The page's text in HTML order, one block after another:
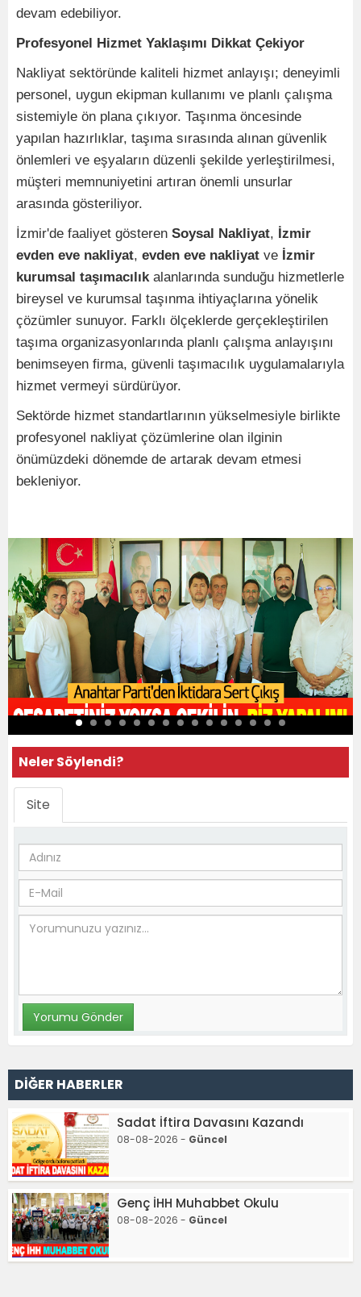
devam edebiliyor.
Profesyonel Hizmet Yaklaşımı Dikkat Çekiyor
Nakliyat sektöründe kaliteli hizmet anlayışı; deneyimli
personel, uygun ekipman kullanımı ve planlı çalışma
sistemiyle ön plana çıkıyor. Taşınma öncesinde
yapılan hazırlıklar, taşıma sırasında alınan güvenlik
önlemleri ve eşyaların düzenli şekilde yerleştirilmesi,
müşteri memnuniyetini artıran önemli unsurlar
arasında gösteriliyor.
İzmir'de faaliyet gösteren Soysal Nakliyat, İzmir
evden eve nakliyat, evden eve nakliyat ve İzmir
kurumsal taşımacılıkalanlarında sunduğu hizmetlerle
bireysel ve kurumsal taşınma ihtiyaçlarına yönelik
çözümler sunuyor. Farklı ölçeklerde gerçekleştirilen
taşıma organizasyonlarında planlı çalışma anlayışını
benimseyen firma, güvenli taşımacılık uygulamalarıyla
hizmet vermeyi sürdürüyor.
Sektörde hizmet standartlarının yükselmesiyle birlikte
profesyonel nakliyat çözümlerine olan ilginin
önümüzdeki dönemde de artarak devam etmesi
bekleniyor.
Neler Söylendi?
Site
DİĞER HABERLER
Sadat İftira Davasını Kazandı
08-08-2026 - Güncel
Genç İHH Muhabbet Okulu
08-08-2026 - Güncel